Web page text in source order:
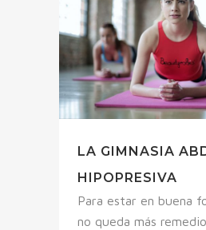
LA GIMNASIA
HIPOPRESIVA
Para estar en buena
no queda más